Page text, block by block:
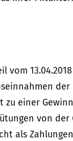
13.04.2018
der
zu einer
von der
als